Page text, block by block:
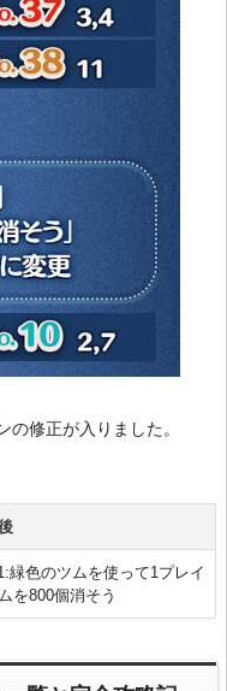
修正が入りました。
緑色のツムを使って1プレイ
を800個消そう